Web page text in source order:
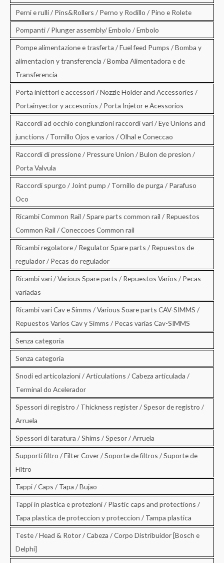
Perni e rulli / Pins&Rollers / Perno y Rodillo / Pino e Rolete
Pompanti / Plunger assembly/ Embolo / Embolo
Pompe alimentazione e trasferta / Fuel feed Pumps / Bomba y
alimentacion y transferencia / Bomba Alimentadora e de
Transferencia
Porta iniettori e accessori / Nozzle Holder and Accessories /
Portainyector y accesorios / Porta Injetor e Acessorios
Raccordi ad occhio congiunzioni raccordi vari / Eye Unions and
junctions / Tornillo Ojos e varios / Olhal e Coneccao
Raccordi di pressione / Pressure Union / Bulon de presion /
Porta Valvula
Raccordi spurgo / Joint pump / Tornillo de purga / Parafuso
Oco
Ricambi Common Rail / Spare parts common rail / Repuestos
Common Rail / Coneccoes Common rail
Ricambi regolatore / Regulator Spare parts / Repuestos de
regulador / Pecas do regulador
Ricambi vari / Various Spare parts / Repuestos Varios / Pecas
variadas
Ricambi vari Cav e Simms / Various Soare parts CAV-SIMMS /
Repuestos Varios Cav y Simms / Pecas varias Cav-SIMMS
Senza categoria
Senza categoria
Snodi ed articolazioni / Articulations / Cabeza articulada /
Terminal do Acelerador
Spessori di registro / Thickness register / Spesor de registro /
Arruela
Spessori di taratura / Shims / Spesor / Arruela
Supporti filtro / Filter Cover / Soporte de filtros / Suporte de
Filtro
Tappi / Caps / Tapa / Bujao
Tappi in plastica e protezioni / Plastic caps and protections /
Tapa plastica de proteccion y proteccion / Tampa plastica
Teste / Head & Rotor / Cabeza / Corpo Distribuidor [Bosch e
Delphi]